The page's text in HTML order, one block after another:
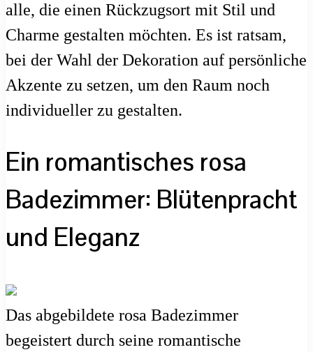
alle, die einen Rückzugsort mit Stil und
Charme gestalten möchten. Es ist ratsam,
bei der Wahl der Dekoration auf persönliche
Akzente zu setzen, um den Raum noch
individueller zu gestalten.
Ein romantisches rosa
Badezimmer: Blütenpracht
und Eleganz
Das abgebildete rosa Badezimmer
begeistert durch seine romantische